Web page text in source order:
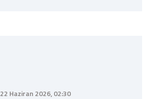
22 Haziran 2026, 02:30